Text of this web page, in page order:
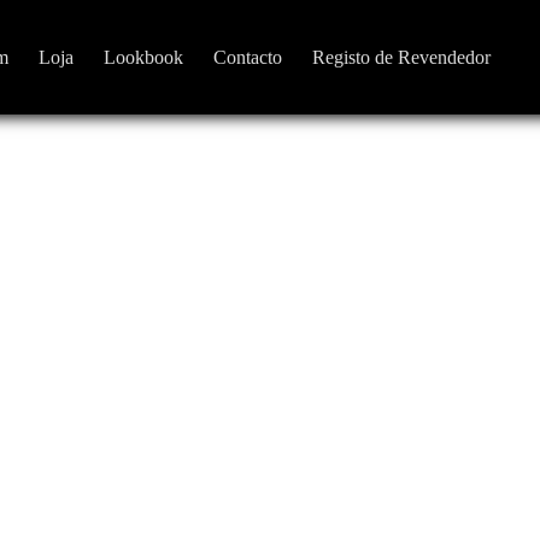
Loja Lookbook Contacto Registo de Revendedor